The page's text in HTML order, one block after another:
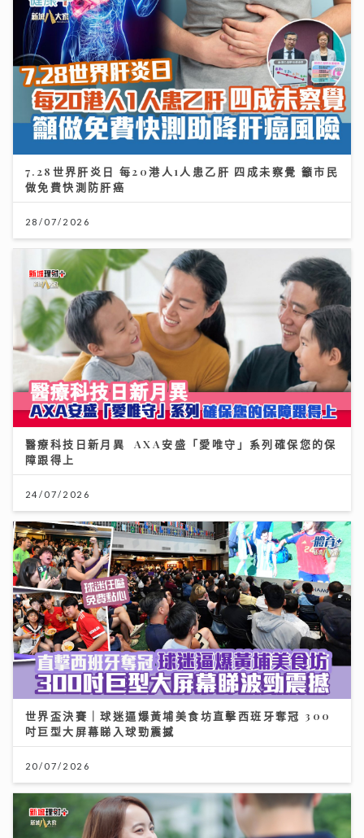
7.28世界肝炎日 每20港人1人患乙肝 四成未察覺 籲市民
做免費快測防肝癌
28/07/2026
醫療科技日新月異 AXA安盛「愛唯守」系列確保您的保
障跟得上
24/07/2026
世界盃決賽｜球迷逼爆黃埔美食坊直擊西班牙奪冠 300
吋巨型大屏幕睇入球勁震撼
20/07/2026